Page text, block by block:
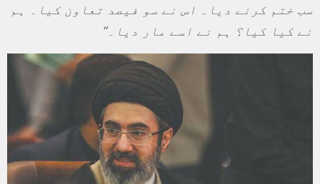
سب ختم کرنے دیا۔ اس نے سو فیصد تعاون کیا۔ ہم
نے کیا کیا؟ ہم نے اسے مار دیا۔“